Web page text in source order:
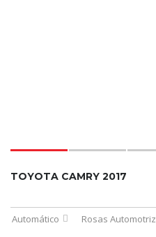
TOYOTA CAMRY 2017
Automático Rosas Automotriz